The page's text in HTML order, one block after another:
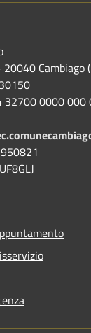
Cambiago
32700 0000 000